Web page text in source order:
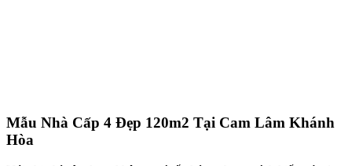
Mẫu Nhà Cấp 4 Đẹp 120m2 Tại Cam Lâm Khánh
Hòa